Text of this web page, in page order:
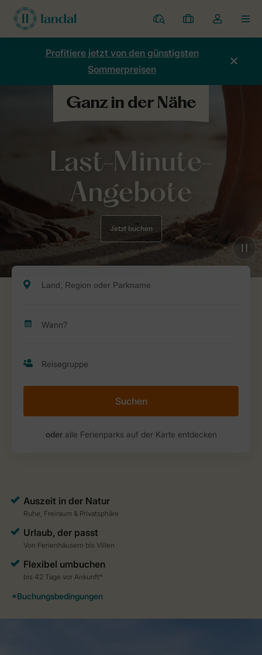
Ferienparks
Meine
Buchungen
Dropdown-
Menü
Kontos
Profitiere jetzt von den günstigsten
Sommerpreisen
Last-Minute-
Angebote
Jetzt buchen
Suchen
oderalle Ferienparks auf der Karte entdecken